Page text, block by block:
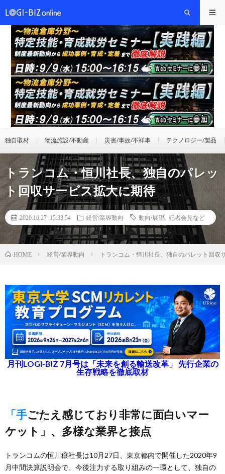
独自取材 物流施設/不動産 災害/事故/不祥事 テクノロジー/製品
トランコム・恒川社長、独自のパレッ
ト回収サービス拡大に期待
2020.10.27 15:33:54 経営/業界動向 動向/展望 記者会見など
HOME 経営/業界動向 トランコム・恒川社長、独自のパレット回収
月刊LOGI-BIZ 7月号は「未来を創る輸送改革」 先行企業の
生存戦略を徹底取材
「手ごたえ感じており非常に面白いマー
ケット」、多様な業界と接点
トランコムの恒川穣社長は10月27日、東京都内で開催した2020年9
月中間決算説明会で、今後注力する取り組みの一環として、独自の